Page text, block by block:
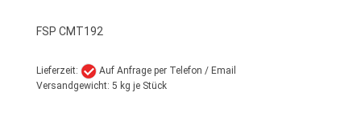
FSP CMT192
Lieferzeit:
Auf Anfrage per Telefon / Email
Versandgewicht: 5 kg je Stück